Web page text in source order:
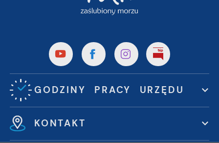
GODZINY PRACY URZĘDU
KONTAKT